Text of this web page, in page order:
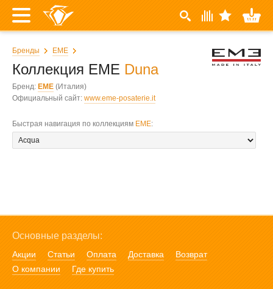
Бренды EME
Коллекция EME Duna
Бренд: EME (Италия)
Официальный сайт: www.eme-posaterie.it
Быстрая навигация по коллекциям EME:
Основные разделы:
Акции Статьи Оплата Доставка
Возврат
О компании
Где купить